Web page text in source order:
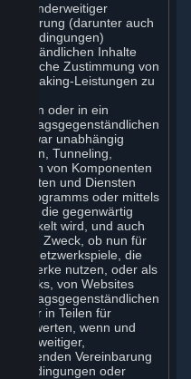
anderweitiger
(darunter auch
Inhalte
Zustimmung von
Leistungen zu
oder in ein
vertragsgegenständlichen
zwar unabhängig
Tunneling,
von Komponenten
Inhalten und Diensten
oder mittels
die gegenwärtig
wird, und auch
Zweck, ob nun für
für Netzwerkspiele, die
nutzen, oder als
von Websites
vertragsgegenständlichen
oder in Teilen für
verwerten, wenn und
anderweitiger,
Vereinbarung
oder